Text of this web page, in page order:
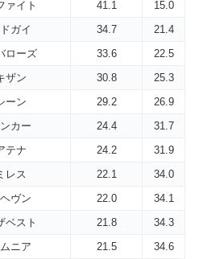
ァイト 41.1
15.0
ガイ 34.7
21.4
ローズ 33.6
22.5
ザン 30.8
25.3
ーン 29.2
26.9
カー 24.4
31.7
テナ 24.2
31.9
レス 22.1
34.0
ヴン 22.0
34.1
ベスト 21.8
34.3
ニア 21.5
34.6